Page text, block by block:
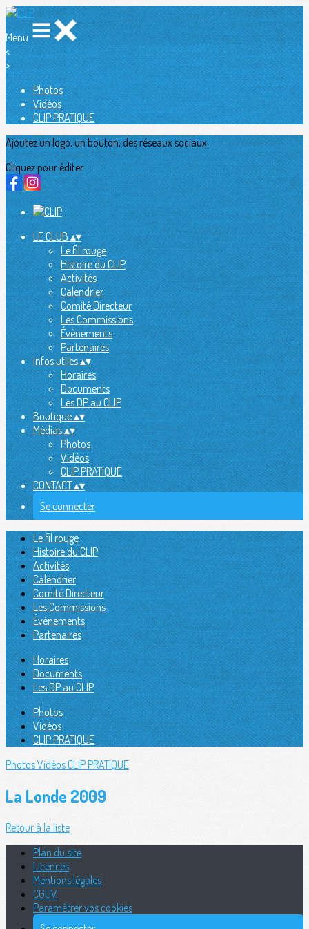
Menu
<
>
Photos
Vidéos
CLIP PRATIQUE
Ajoutez un logo, un bouton, des réseaux sociaux
Cliquez pour éditer
LE CLUB▴▾
Le fil rouge
Histoire du CLIP
Activités
Calendrier
Comité Directeur
Les Commissions
Évènements
Partenaires
Infos utiles▴▾
Horaires
Documents
Les DP au CLIP
Boutique▴▾
Médias▴▾
Photos
Vidéos
CLIP PRATIQUE
CONTACT▴▾
Se connecter
Le fil rouge
Histoire du CLIP
Activités
Calendrier
Comité Directeur
Les Commissions
Évènements
Partenaires
Horaires
Documents
Les DP au CLIP
Photos
Vidéos
CLIP PRATIQUE
PhotosVidéosCLIP PRATIQUE
La Londe 2009
Retour à la liste
Plan du site
Licences
Mentions légales
CGUV
Paramétrer vos cookies